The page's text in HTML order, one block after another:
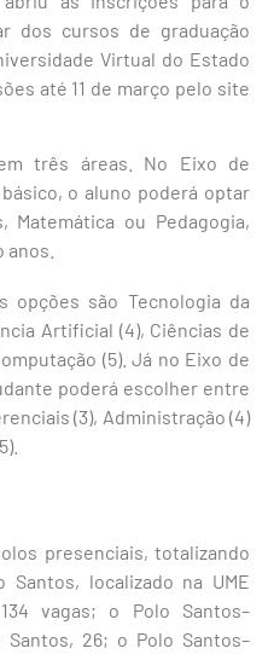
dos cursos de graduação
Virtual do Estado
até 11 de março pelo site
três áreas. No Eixo de
o aluno poderá optar
ou Pedagogia,
opções são Tecnologia da
Artificial (4), Ciências de
(5). Já no Eixo de
poderá escolher entre
(3), Administração (4)
presenciais, totalizando
Santos, localizado na UME
vagas; o Polo Santos–
Santos, 26; o Polo Santos–